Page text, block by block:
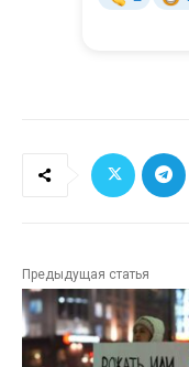
Предыдущая статья